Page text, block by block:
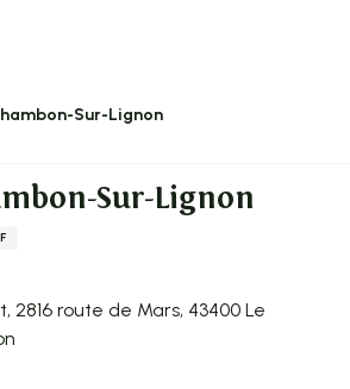
Sur-Lignon
Sur-Lignon
2816 route de Mars, 43400 Le